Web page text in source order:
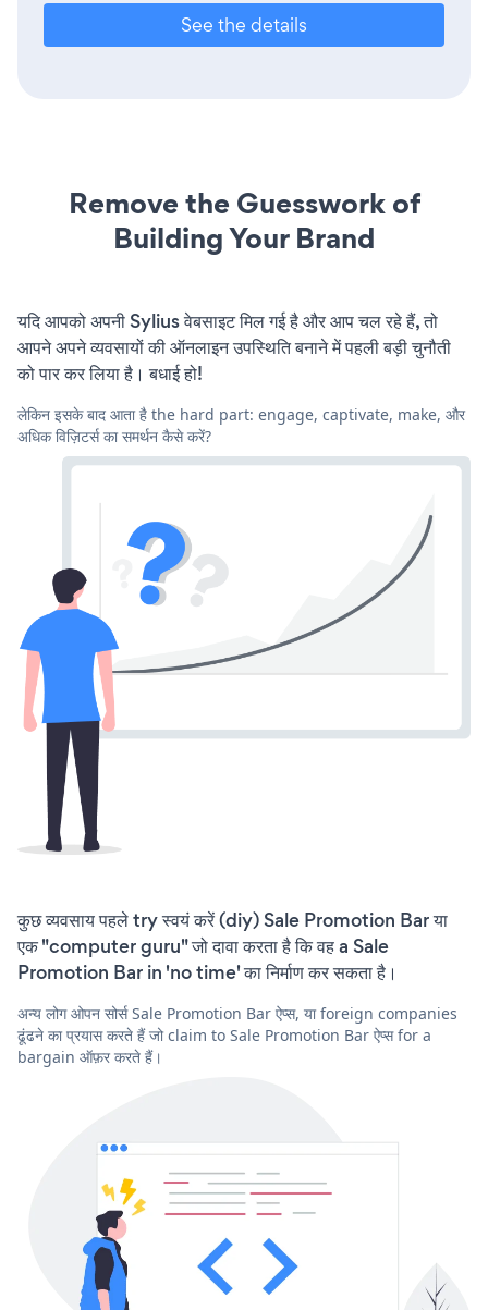
See the details
Remove the Guesswork of
Building Your Brand
यदि आपको अपनी Sylius वेबसाइट मिल गई है और आप चल रहे हैं, तो
आपने अपने व्यवसायों की ऑनलाइन उपस्थिति बनाने में पहली बड़ी चुनौती
को पार कर लिया है। बधाई हो!
लेकिन इसके बाद आता है the hard part: engage, captivate, make, और
अधिक विज़िटर्स का समर्थन कैसे करें?
कुछ व्यवसाय पहले try स्वयं करें (diy) Sale Promotion Bar या
एक "computer guru" जो दावा करता है कि वह a Sale
Promotion Bar in 'no time' का निर्माण कर सकता है।
अन्य लोग ओपन सोर्स Sale Promotion Bar ऐप्स, या foreign companies
ढूंढने का प्रयास करते हैं जो claim to Sale Promotion Bar ऐप्स for a
bargain ऑफ़र करते हैं।